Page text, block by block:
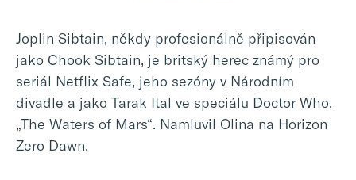
Joplin Sibtain, někdy profesionálně připisován
jako Chook Sibtain, je britský herec známý pro
seriál Netflix Safe, jeho sezóny v Národním
divadle a jako Tarak Ital ve speciálu Doctor Who,
„The Waters of Mars“. Namluvil Olina na Horizon
Zero Dawn.